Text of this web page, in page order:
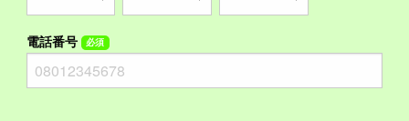
電話番号 必須